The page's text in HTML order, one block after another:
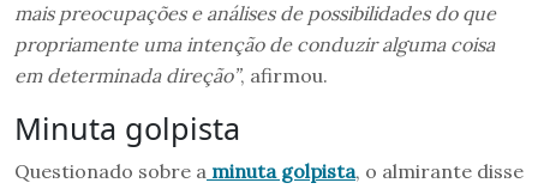
mais preocupações e análises de possibilidades do que
propriamente uma intenção de conduzir alguma coisa
em determinada direção”, afirmou.
Minuta golpista
Questionado sobre a minuta golpista, o almirante disse